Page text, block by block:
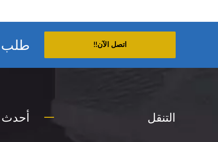
طلب اتصل الآن!!
أحدث التنقل